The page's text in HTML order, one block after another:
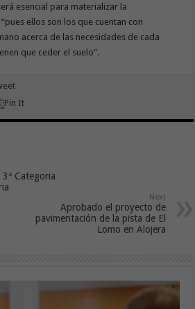
esencial para materializar la
ellos son los que cuentan con
acerca de las necesidades de cada
que ceder el suelo”.
Categoria
Next
Aprobado el proyecto de
pavimentación de la pista de El
Lomo en Alojera